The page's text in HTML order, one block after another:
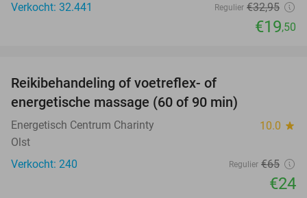
Verkocht: 32.441
Regulier €32,95
€19,50
OUT
Reikibehandeling of voetreflex- of
energetische massage (60 of 90 min)
Energetisch Centrum Charinty 10.0 star
Olst
Verkocht: 240
Regulier €65
€24